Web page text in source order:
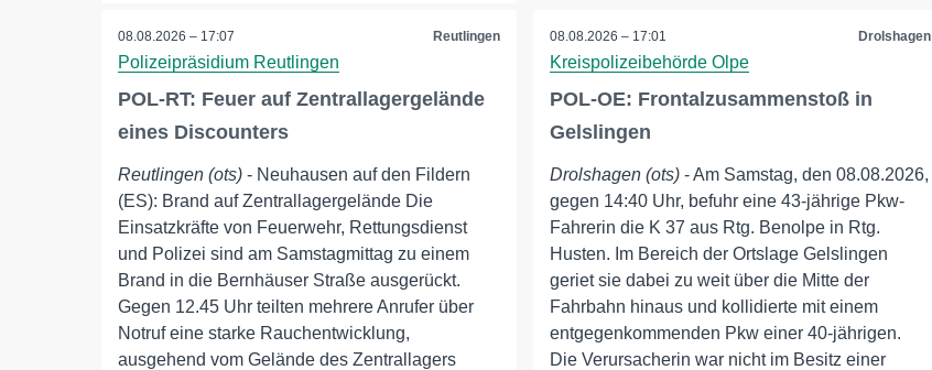
08.08.2026 – 17:07 Reutlingen
Polizeipräsidium Reutlingen
POL-RT: Feuer auf Zentrallagergelände
eines Discounters
Reutlingen (ots) - Neuhausen auf den Fildern
(ES): Brand auf Zentrallagergelände Die
Einsatzkräfte von Feuerwehr, Rettungsdienst
und Polizei sind am Samstagmittag zu einem
Brand in die Bernhäuser Straße ausgerückt.
Gegen 12.45 Uhr teilten mehrere Anrufer über
Notruf eine starke Rauchentwicklung,
ausgehend vom Gelände des Zentrallagers
08.08.2026 – 17:01 Drolshagen
Kreispolizeibehörde Olpe
POL-OE: Frontalzusammenstoß in
Gelslingen
Drolshagen (ots)- Am Samstag, den 08.08.2026,
gegen 14:40 Uhr, befuhr eine 43-jährige Pkw-
Fahrerin die K 37 aus Rtg. Benolpe in Rtg.
Husten. Im Bereich der Ortslage Gelslingen
geriet sie dabei zu weit über die Mitte der
Fahrbahn hinaus und kollidierte mit einem
entgegenkommenden Pkw einer 40-jährigen.
Die Verursacherin war nicht im Besitz einer